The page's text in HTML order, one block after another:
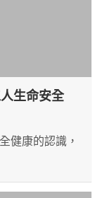
生命安全
健康的認識，